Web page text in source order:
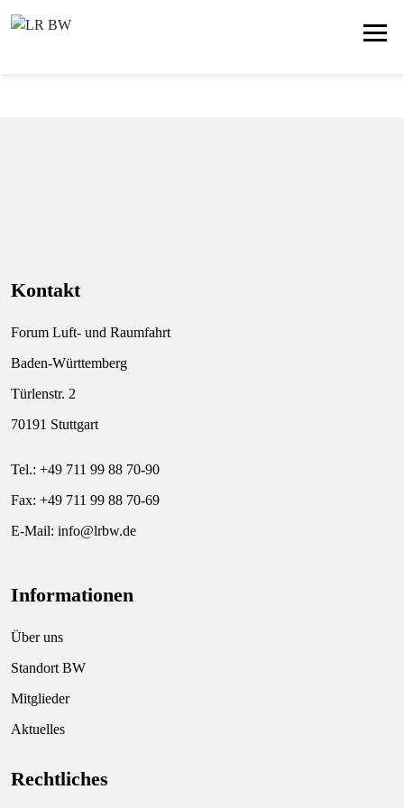
Kontakt
Forum Luft- und Raumfahrt
Baden-Württemberg
Türlenstr. 2
70191 Stuttgart
Tel.: +49 711 99 88 70-90
Fax: +49 711 99 88 70-69
E-Mail: info@lrbw.de
Informationen
Über uns
Standort BW
Mitglieder
Aktuelles
Rechtliches